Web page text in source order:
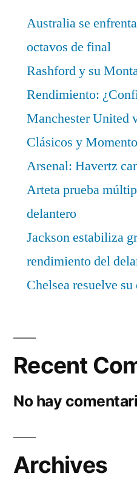
Australia se
octavos de final
Rashford y su
Rendimiento:
Manchester United
Clásicos y
Arsenal: Havertz
Arteta prueba
delantero
Jackson estabiliza
rendimiento del
Chelsea resuelve
Recent
No hay
Archives